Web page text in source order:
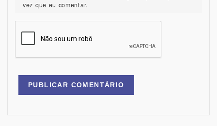
vez que eu comentar.